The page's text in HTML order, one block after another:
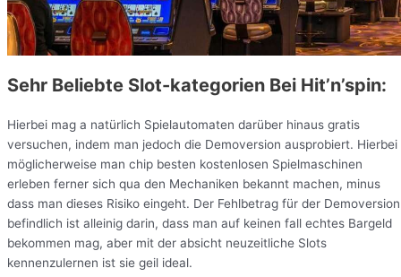
Sehr Beliebte Slot-kategorien Bei Hit’n’spin:
Hierbei mag a natürlich Spielautomaten darüber hinaus gratis
versuchen, indem man jedoch die Demoversion ausprobiert. Hierbei
möglicherweise man chip besten kostenlosen Spielmaschinen
erleben ferner sich qua den Mechaniken bekannt machen, minus
dass man dieses Risiko eingeht. Der Fehlbetrag für der Demoversion
befindlich ist alleinig darin, dass man auf keinen fall echtes Bargeld
bekommen mag, aber mit der absicht neuzeitliche Slots
kennenzulernen ist sie geil ideal.